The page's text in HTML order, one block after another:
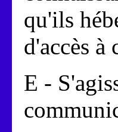
qu'ils
d'accès à
E -